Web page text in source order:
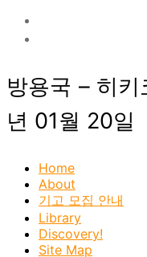
방용국 – 히
년 01월 20일
Home
About
기고 모집 안내
Library
Discovery!
Site Map